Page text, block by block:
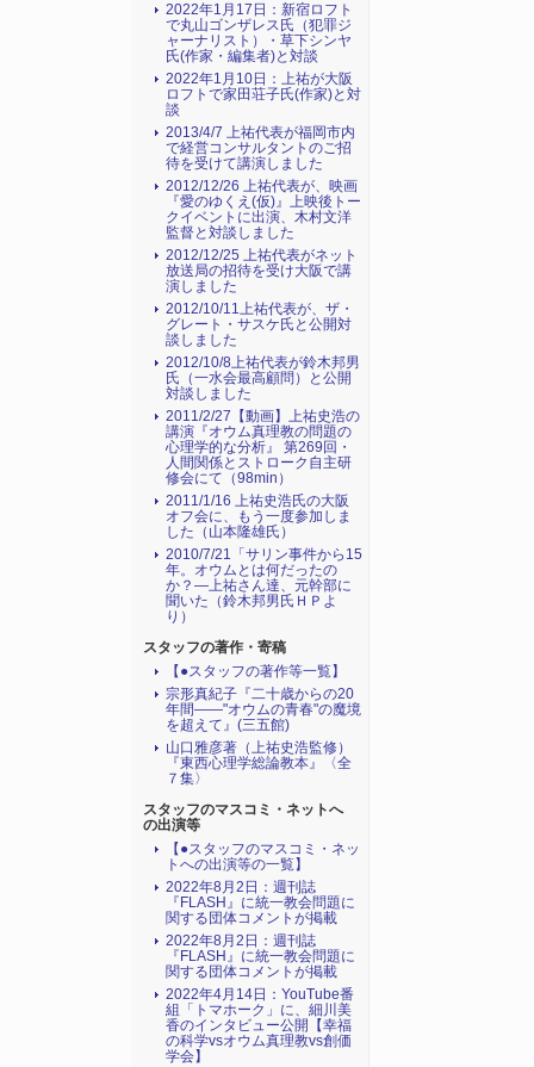
2022年1月17日：新宿ロフト
で丸山ゴンザレス氏（犯罪ジ
ャーナリスト）・草下シンヤ
氏(作家・編集者)と対談
2022年1月10日：上祐が大阪
ロフトで家田荘子氏(作家)と対
談
2013/4/7 上祐代表が福岡市内
で経営コンサルタントのご招
待を受けて講演しました
2012/12/26 上祐代表が、映画
『愛のゆくえ(仮)』上映後トー
クイベントに出演、木村文洋
監督と対談しました
2012/12/25 上祐代表がネット
放送局の招待を受け大阪で講
演しました
2012/10/11上祐代表が、ザ・
グレート・サスケ氏と公開対
談しました
2012/10/8上祐代表が鈴木邦男
氏（一水会最高顧問）と公開
対談しました
2011/2/27【動画】上祐史浩の
講演『オウム真理教の問題の
心理学的な分析』 第269回・
人間関係とストローク自主研
修会にて（98min）
2011/1/16 上祐史浩氏の大阪
オフ会に、もう一度参加しま
した（山本隆雄氏）
2010/7/21「サリン事件から15
年。オウムとは何だったの
か？―上祐さん達、元幹部に
聞いた（鈴木邦男氏ＨＰよ
り）
スタッフの著作・寄稿
【●スタッフの著作等一覧】
宗形真紀子『二十歳からの20
年間――"オウムの青春"の魔境
を超えて』(三五館)
山口雅彦著（上祐史浩監修）
『東西心理学総論教本』〈全
７集〉
スタッフのマスコミ・ネットへ
の出演等
【●スタッフのマスコミ・ネッ
トへの出演等の一覧】
2022年8月2日：週刊誌
『FLASH』に統一教会問題に
関する団体コメントが掲載
2022年8月2日：週刊誌
『FLASH』に統一教会問題に
関する団体コメントが掲載
2022年4月14日：YouTube番
組「トマホーク」に、細川美
香のインタビュー公開【幸福
の科学vsオウム真理教vs創価
学会】